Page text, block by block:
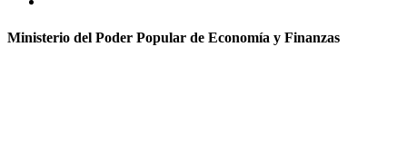
Ministerio del Poder Popular de Economía y Finanzas